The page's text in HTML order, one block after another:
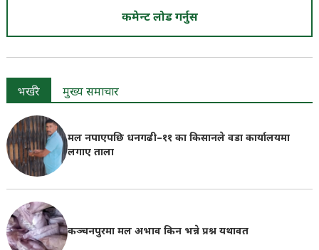
कमेन्ट लोड गर्नुस
भर्खरै मुख्य समाचार
मल नपाएपछि धनगढी–११ का किसानले वडा कार्यालयमा
लगाए ताला
कञ्चनपुरमा मल अभाव किन भन्ने प्रश्न यथावत